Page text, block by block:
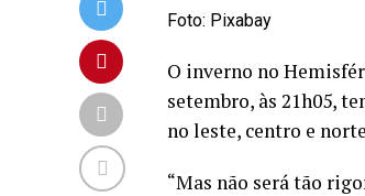
Foto: Pixabay
O inverno no
setembro, às 21h05,
no leste, centro e
“Mas não será tão